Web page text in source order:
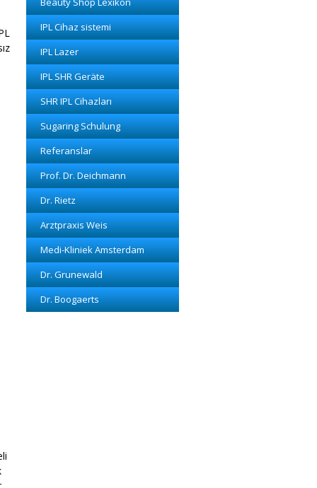
IPL Cihaz sistemi
IPL Lazer
IPL SHR Geräte
SHR IPL Cihazları
Sugaring Schulung
Referanslar
Prof. Dr. Deichmann
Dr. Rietz
Arztpraxis Weis
Medi-Kliniek Amsterdam
Dr. Grunewald
Dr. Boogaerts